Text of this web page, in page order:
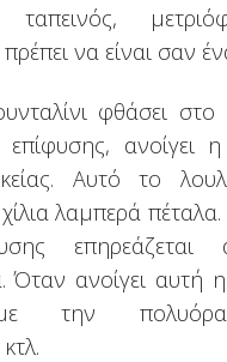
ταπεινός,
να είναι σαν
φθάσει
ανοίγει η
Αυτό το
λαμπερά
Όταν ανοίγει αυτή
την